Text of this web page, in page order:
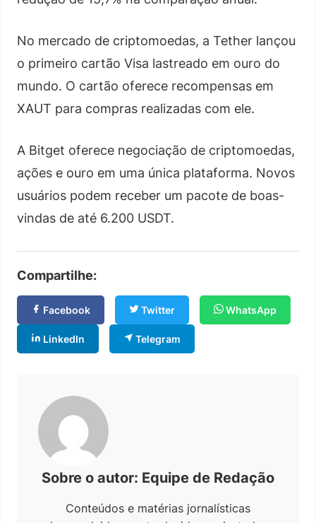
No mercado de criptomoedas, a Tether lançou
o primeiro cartão Visa lastreado em ouro do
mundo. O cartão oferece recompensas em
XAUT para compras realizadas com ele.
A Bitget oferece negociação de criptomoedas,
ações e ouro em uma única plataforma. Novos
usuários podem receber um pacote de boas-
vindas de até 6.200 USDT.
Compartilhe:
Facebook Twitter WhatsApp
LinkedIn Telegram
Sobre o autor: Equipe de Redação
Conteúdos e matérias jornalísticas